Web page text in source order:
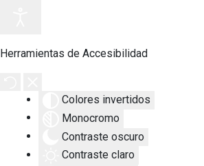
Herramientas de Accesibilidad
Colores invertidos
Monocromo
Contraste oscuro
Contraste claro